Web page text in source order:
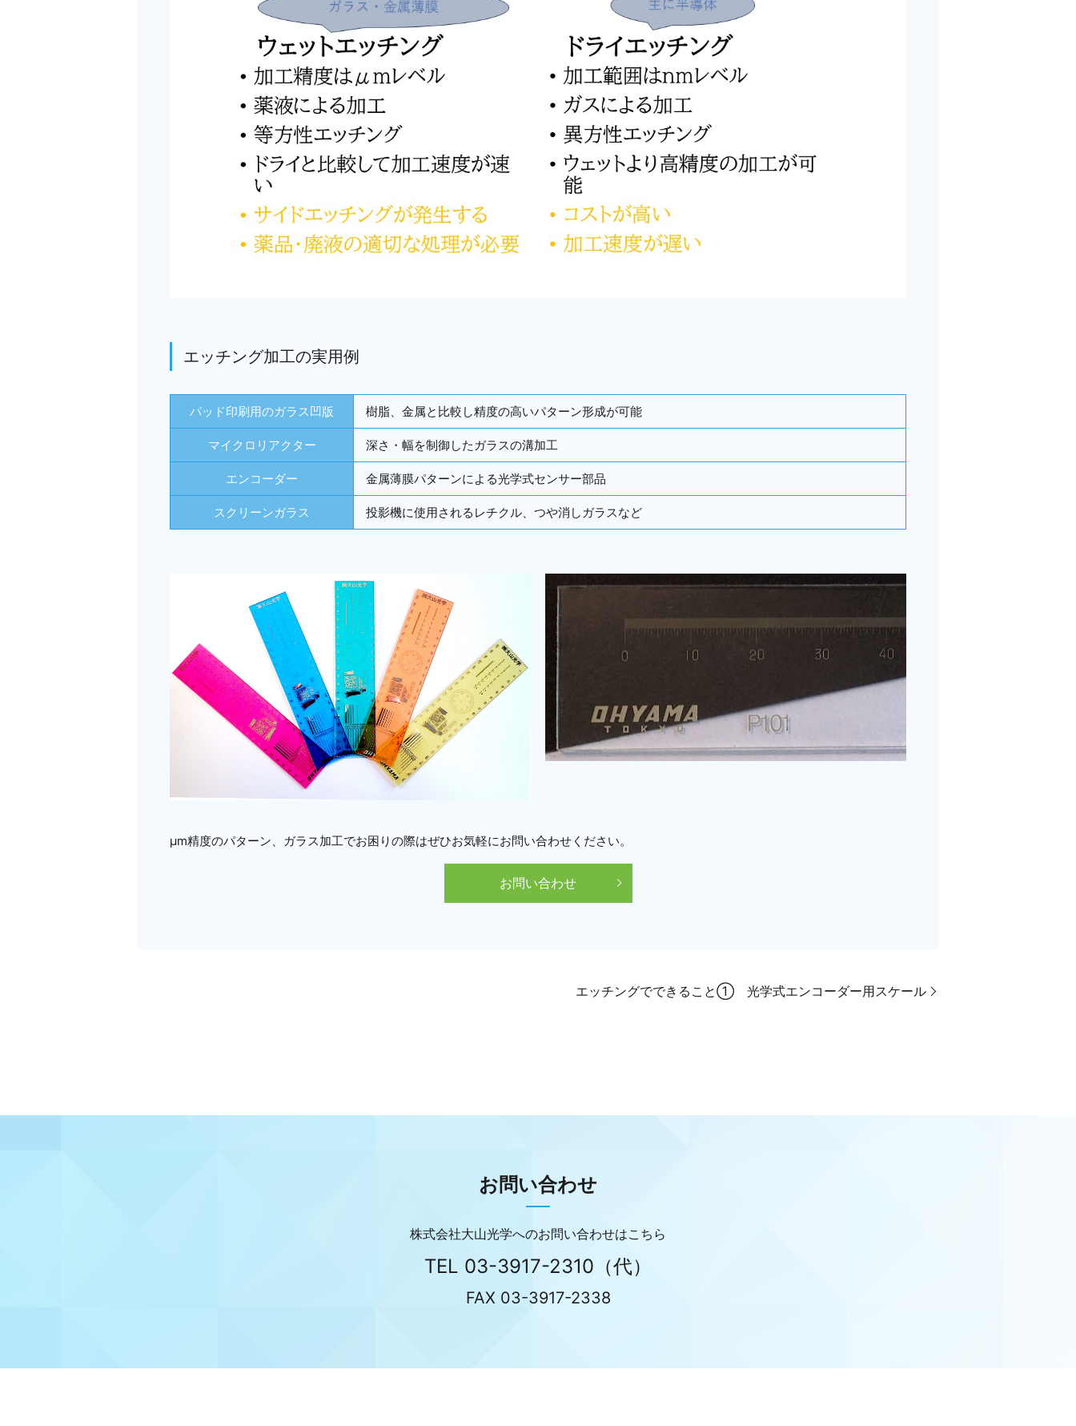
エッチング加工の実用例
パッド印刷用のガラス凹版 樹脂、金属と比較し精度の高いパターン形成が可能
マイクロリアクター 深さ・幅を制御したガラスの溝加工
エンコーダー 金属薄膜パターンによる光学式センサー部品
スクリーンガラス 投影機に使用されるレチクル、つや消しガラスなど
μm精度のパターン、ガラス加工でお困りの際はぜひお気軽にお問い合わせください。
お問い合わせ
エッチングでできること① 光学式エンコーダー用スケール
お問い合わせ
株式会社大山光学へのお問い合わせはこちら
TEL 03-3917-2310 （代）
FAX 03-3917-2338